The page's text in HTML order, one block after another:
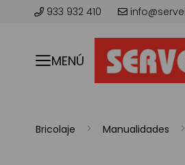
933 932 410
MENÚ
Bricolaje Manualidades